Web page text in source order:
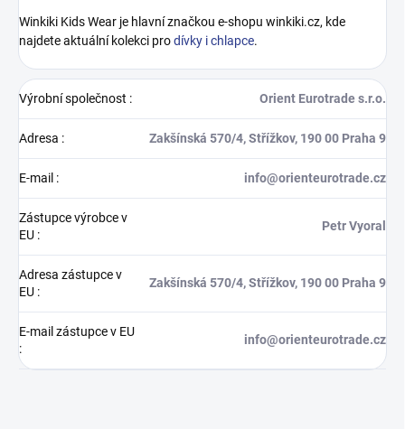
Winkiki Kids Wear je hlavní značkou e-shopu winkiki.cz, kde
najdete aktuální kolekci prodívky i chlapce.
Výrobní společnost : Orient Eurotrade s.r.o.
Adresa : Zakšínská 570/4, Střížkov, 190 00 Praha 9
E-mail : info@orienteurotrade.cz
Zástupce výrobce v
EU :
Petr Vyoral
Adresa zástupce v
EU :
Zakšínská 570/4, Střížkov, 190 00 Praha 9
E-mail zástupce v EU
:
info@orienteurotrade.cz